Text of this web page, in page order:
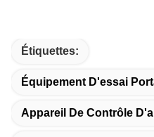
Étiquettes:
Équipement D'essai
Appareil De Contrôle